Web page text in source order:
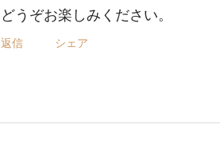
どうぞお楽しみください。
返信 シェア